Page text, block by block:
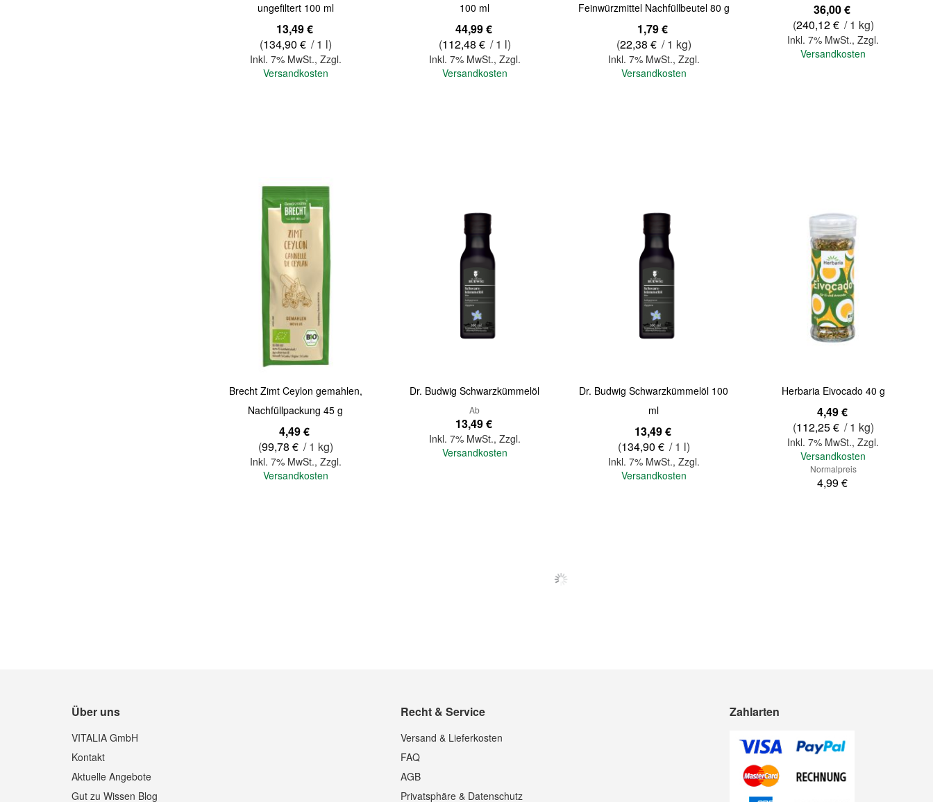
ungefiltert 100 ml
13,49 €
(134,90 € / 1 l)
Inkl. 7% MwSt., Zzgl.
Versandkosten
100 ml
44,99 €
(112,48 € / 1 l)
Inkl. 7% MwSt., Zzgl.
Versandkosten
Feinwürzmittel Nachfüllbeutel 80 g
1,79 €
(22,38 € / 1 kg)
Inkl. 7% MwSt., Zzgl.
Versandkosten
36,00 €
(240,12 € / 1 kg)
Inkl. 7% MwSt.,Zzgl.
Versandkosten
Brecht Zimt Ceylon gemahlen,
Nachfüllpackung 45 g
4,49 €
(99,78 € / 1 kg)
Inkl. 7% MwSt., Zzgl.
Versandkosten
Dr. Budwig Schwarzkümmelöl
Ab
13,49 €
Inkl. 7% MwSt., Zzgl.
Versandkosten
Dr. Budwig Schwarzkümmelöl 100
ml
13,49 €
(134,90 € / 1 l)
Inkl. 7% MwSt., Zzgl.
Versandkosten
Herbaria Eivocado 40 g
4,49 €
(112,25 € / 1 kg)
Inkl. 7% MwSt.,Zzgl.
Versandkosten
Normalpreis
4,99 €
Quickview
Über uns
VITALIA GmbH
Kontakt
Aktuelle Angebote
Gut zu Wissen Blog
Recht & Service
Versand & Lieferkosten
FAQ
AGB
Privatsphäre & Datenschutz
Zahlarten